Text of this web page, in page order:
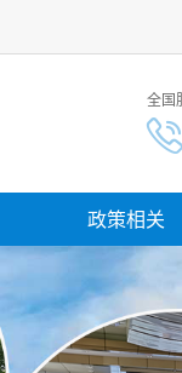
全国
政策相关